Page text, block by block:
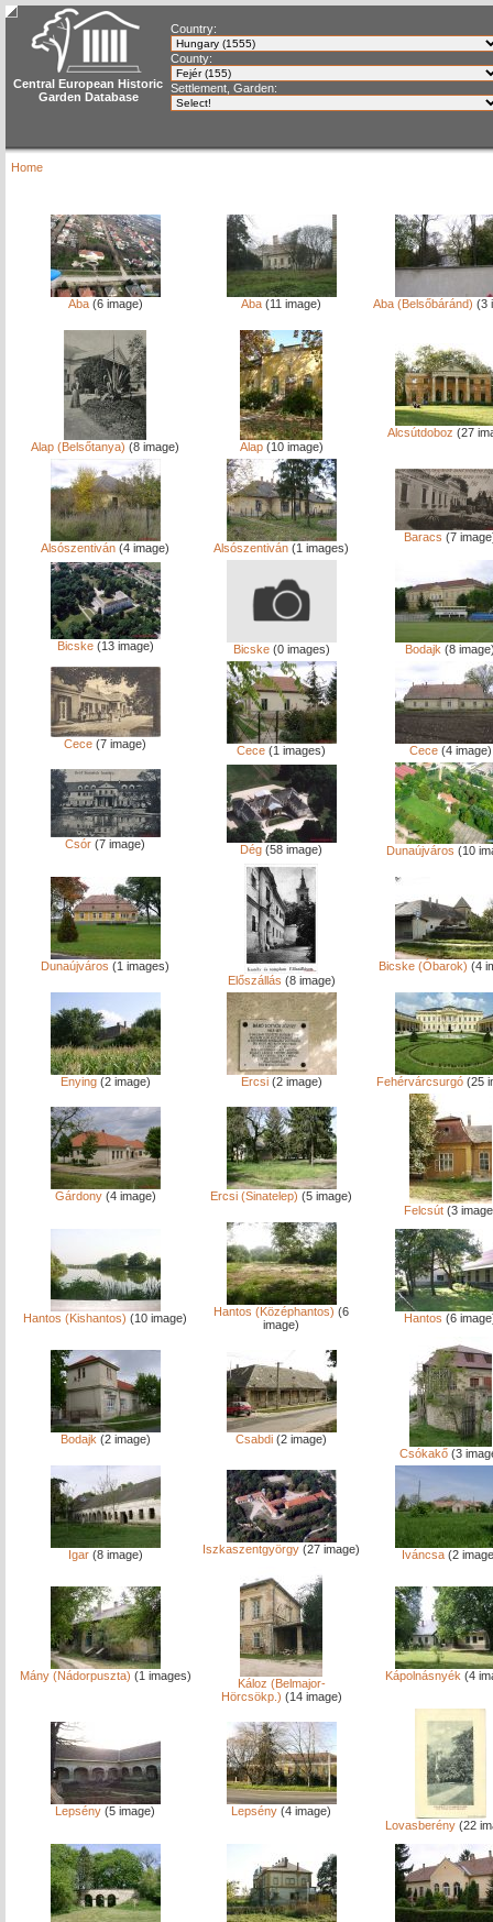
Central European Historic
Garden Database
Country:
County:
Settlement, Garden:
Home
Aba(6 image) Aba (11 image) Aba (Belsőbáránd) (3
Alap (Belsőtanya) (8 image) Alap(10 image)
Alcsútdoboz (27
Alsószentiván (4 image) Alsószentiván (1 images)
Baracs (7
Bicske(13 image) Bicske(0 images) Bodajk (8
Cece (7 image) Cece (1 images) Cece(4 image)
Csór (7 image) Dég (58 image) Dunaújváros (10
Dunaújváros (1 images)
Előszállás (8 image)
Bicske (Óbarok) (4
Enying(2 image) Ercsi(2 image) Fehérvárcsurgó (25
Gárdony(4 image) Ercsi (Sinatelep) (5 image)
Felcsút(3
Hantos (Kishantos) (10 image) Hantos (Középhantos) (6
image)
Hantos (6
Bodajk (2 image) Csabdi (2 image)
Csókakő(3
Igar(8 image) Iszkaszentgyörgy (27 image) Iváncsa (2
Mány (Nádorpuszta) (1 images)
Káloz (Belmajor-
Hörcsökp.) (14 image)
Kápolnásnyék (4
Lepsény (5 image) Lepsény (4 image)
Lovasberény(22